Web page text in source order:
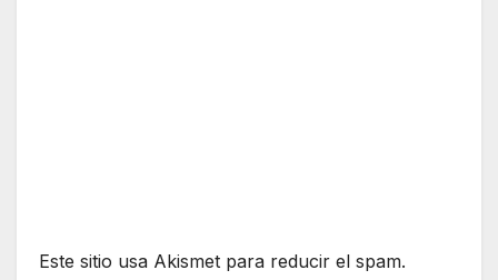
Este sitio usa Akismet para reducir el spam.